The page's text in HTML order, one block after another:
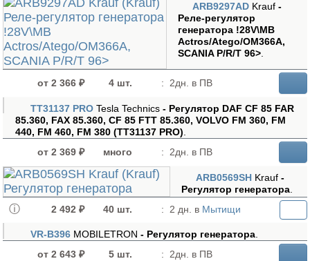
ARB9297AD Krauf-
Реле-регулятор
генератора !28V\MB
Actros/Atego/OM366A,
SCANIA P/R/T 96>
от 2 366 ₽ 4 шт. : 2дн. в ПВ
TT31137 PRO Tesla Technics - Регулятор DAF CF 85 FAR
85.360, FAX 85.360, CF 85 FTT 85.360, VOLVO FM 360, FM
440, FM 460, FM 380 (TT31137 PRO)
от 2 369 ₽
много : 2дн. в ПВ
ARB0569SH Krauf-
Регулятор генератора
2 492 ₽
40 шт. : 2 дн. в Мытищи
VR-B396 MOBILETRON - Регулятор генератора
от 2 643 ₽
5 шт. : 2дн. в ПВ